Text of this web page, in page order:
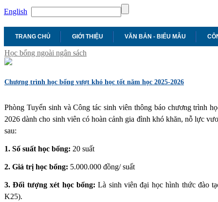
English
TRANG CHỦ GIỚI THIỆU VĂN BẢN - BIỂU MẪU
Học bổng ngoài ngân sách
Chương trình học bổng vượt khó học tốt năm học 2025-2026
Phòng Tuyển sinh và Công tác sinh viên thông báo chương trình
2026 dành cho sinh viên có hoàn cảnh gia đình khó khăn, nỗ lực
sau:
1. Số suất học bổng: 20 suất
2. Giá trị học bổng: 5.000.000 đồng/ suất
3. Đối tượng xét học bổng: Là sinh viên đại học hình thức đào
K25).